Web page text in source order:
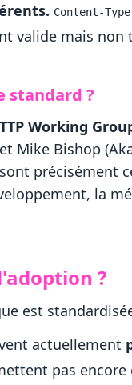
Content-Type
valide mais
standard ?
Working
Mike Bishop
précisément
la
?
est
actuellement
pas encore